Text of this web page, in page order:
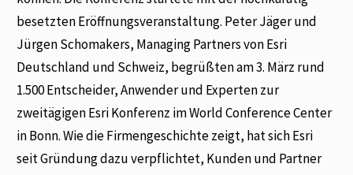
besetzten Eröffnungsveranstaltung. Peter Jäger und
Jürgen Schomakers, Managing Partners von Esri
Deutschland und Schweiz, begrüßten am 3. März rund
1.500 Entscheider, Anwender und Experten zur
zweitägigen Esri Konferenz im World Conference Center
in Bonn. Wie die Firmengeschichte zeigt, hat sich Esri
seit Gründung dazu verpflichtet, Kunden und Partner